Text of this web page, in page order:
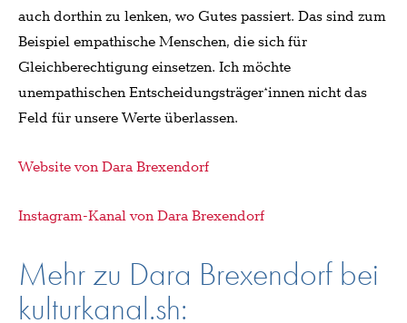
auch dorthin zu lenken, wo Gutes passiert. Das sind zum
Beispiel empathische Menschen, die sich für
Gleichberechtigung einsetzen. Ich möchte
unempathischen Entscheidungsträger*innen nicht das
Feld für unsere Werte überlassen.
Website von Dara Brexendorf
Instagram-Kanal von Dara Brexendorf
Mehr zu Dara Brexendorf bei
kulturkanal.sh: